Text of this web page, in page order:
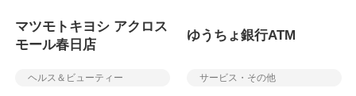
マツモトキヨシ アクロス
モール春日店
ヘルス＆ビューティー
ゆうちょ銀行ATM
サービス・その他